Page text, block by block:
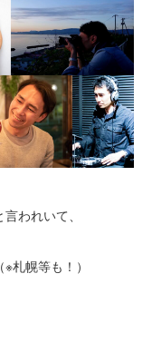
われいて、
札幌等も！）